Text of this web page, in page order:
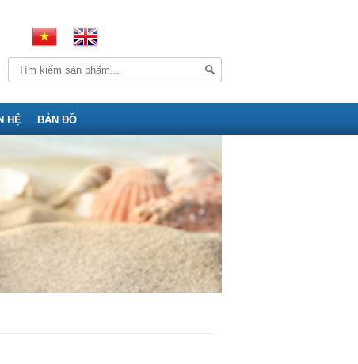
HỆ BẢN ĐỒ